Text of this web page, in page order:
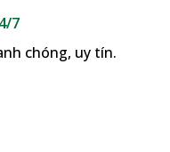
7
chóng, uy tín.